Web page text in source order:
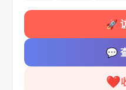
🚀
💬
❤️